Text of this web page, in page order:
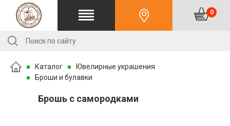
0
Каталог
Ювелирные украшения
Броши и булавки
Брошь с самородками